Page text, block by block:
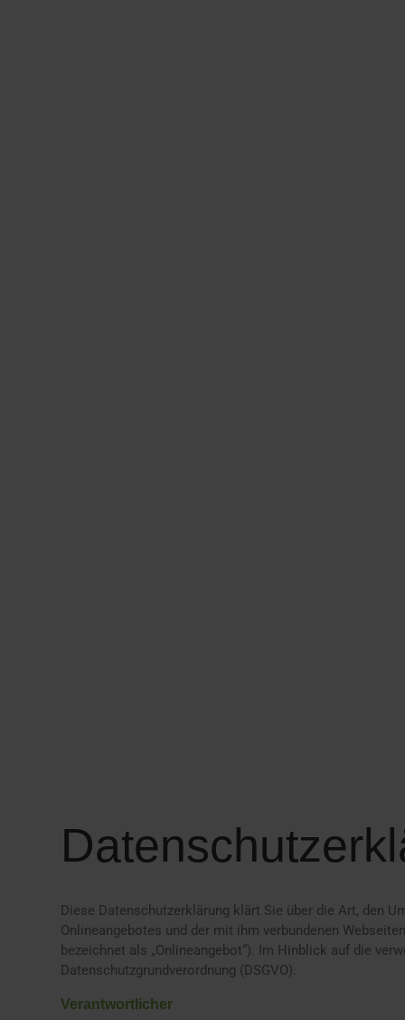
Diese Datenschutzerklärung klärt Sie über die Art, den
Onlineangebotes und der mit ihm verbundenen
bezeichnet als „Onlineangebot“). Im Hinblick auf die
Datenschutzgrundverordnung (DSGVO).
Verantwortlicher